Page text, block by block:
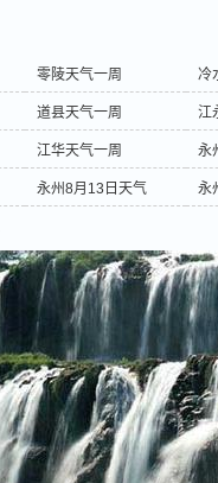
零陵天气一周 冷
道县天气一周 江
江华天气一周 永
永州8月13日天气 永